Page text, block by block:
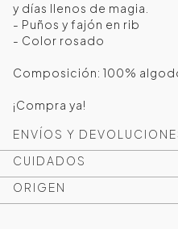
y días llenos de magia.
- Puños y fajón en rib
- Color rosado
Composición: 100%
¡Compra ya!
ENVÍOS Y
CUIDADOS
ORIGEN